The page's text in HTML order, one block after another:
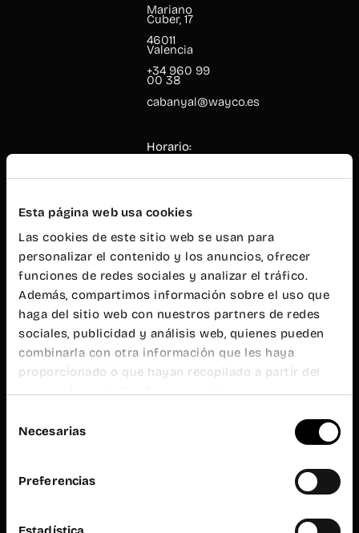
Esta página web usa cookies
Las cookies de este sitio web se usan para
personalizar el contenido y los anuncios, ofrecer
funciones de redes sociales y analizar el tráfico.
Además, compartimos información sobre el uso que
haga del sitio web con nuestros partners de redes
sociales, publicidad y análisis web, quienes pueden
combinarla con otra información que les haya
proporcionado o que hayan recopilado a partir del
uso que haya hecho de sus servicios.
deNecesarias
Preferencias
Mariano
Cuber, 17
46011
Valencia
+34 960 99
00 38
cabanyal@wayco.es
Horario:
20h
público
L-V de 9h a
19h
Wayco
Ruzafa
Almirante
Cadarso, 26
bajo
46005
Valencia
+34 962 06